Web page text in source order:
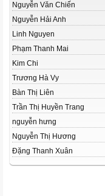
Nguyễn Văn Chiến
Nguyễn Hải Anh
Linh Nguyen
Phạm Thanh Mai
Kim Chi
Trương Hà Vy
Bàn Thị Liên
Trần Thị Huyền Trang
nguyễn hưng
Nguyễn Thị Hương
Đặng Thanh Xuân